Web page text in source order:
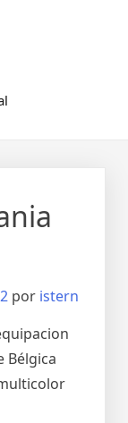
por istern
Bélgica